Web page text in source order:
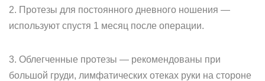
2. Протезы для постоянного дневного ношения —
используют спустя 1 месяц после операции.
3. Облегченные протезы — рекомендованы при
большой груди, лимфатических отеках руки на стороне